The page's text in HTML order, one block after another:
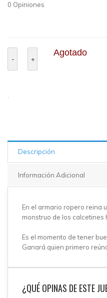
0 Opiniones
Agotado
Descripción
Información Adicional
En el armario ropero reina
monstruo de los
Es el momento de tener
Ganará quien primero
¿QUÉ OPINAS DE ESTE